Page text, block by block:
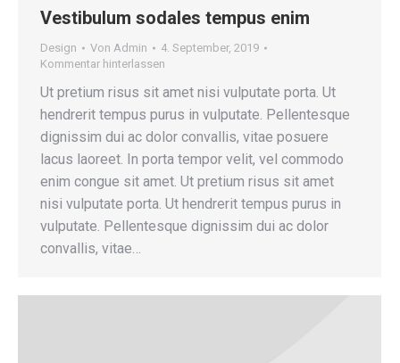
Vestibulum sodales tempus enim
Design Von Admin
4. September, 2019
Kommentar hinterlassen
Ut pretium risus sit amet nisi vulputate porta. Ut
hendrerit tempus purus in vulputate. Pellentesque
dignissim dui ac dolor convallis, vitae posuere
lacus laoreet. In porta tempor velit, vel commodo
enim congue sit amet. Ut pretium risus sit amet
nisi vulputate porta. Ut hendrerit tempus purus in
vulputate. Pellentesque dignissim dui ac dolor
convallis, vitae…